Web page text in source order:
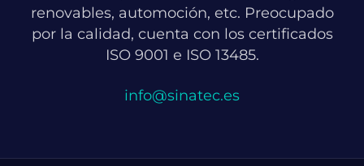
renovables, automoción, etc. Preocupado
por la calidad, cuenta con los certificados
ISO 9001 e ISO 13485.
info@sinatec.es